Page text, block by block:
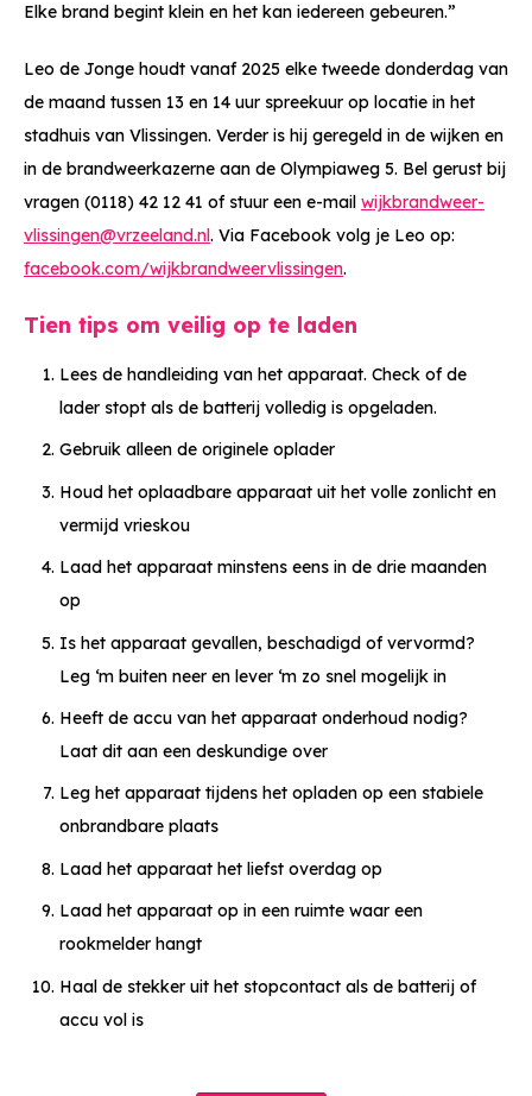
Elke brand begint klein en het kan iedereen gebeuren.”
Leo de Jonge houdt vanaf 2025 elke tweede donderdag van
de maand tussen 13 en 14 uur spreekuur op locatie in het
stadhuis van Vlissingen. Verder is hij geregeld in de wijken en
in de brandweerkazerne aan de Olympiaweg 5. Bel gerust bij
vragen (0118) 42 12 41 of stuur een e-mail wijkbrandweer-
vlissingen@vrzeeland.nl. Via Facebook volg je Leo op:
facebook.com/wijkbrandweervlissingen.
Tien tips om veilig op te laden
Lees de handleiding van het apparaat. Check of de
lader stopt als de batterij volledig is opgeladen.
Gebruik alleen de originele oplader
Houd het oplaadbare apparaat uit het volle zonlicht en
vermijd vrieskou
Laad het apparaat minstens eens in de drie maanden
op
Is het apparaat gevallen, beschadigd of vervormd?
Leg ‘m buiten neer en lever ‘m zo snel mogelijk in
Heeft de accu van het apparaat onderhoud nodig?
Laat dit aan een deskundige over
Leg het apparaat tijdens het opladen op een stabiele
onbrandbare plaats
Laad het apparaat het liefst overdag op
Laad het apparaat op in een ruimte waar een
rookmelder hangt
Haal de stekker uit het stopcontact als de batterij of
accu vol is